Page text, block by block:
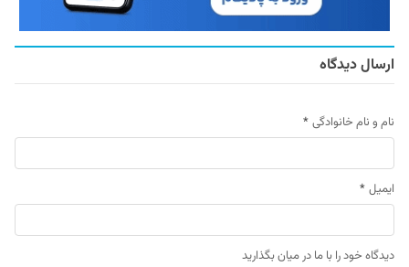
ارسال دیدگاه
نام و نام خانوادگی *
ایمیل *
دیدگاه خود را با ما در میان بگذارید